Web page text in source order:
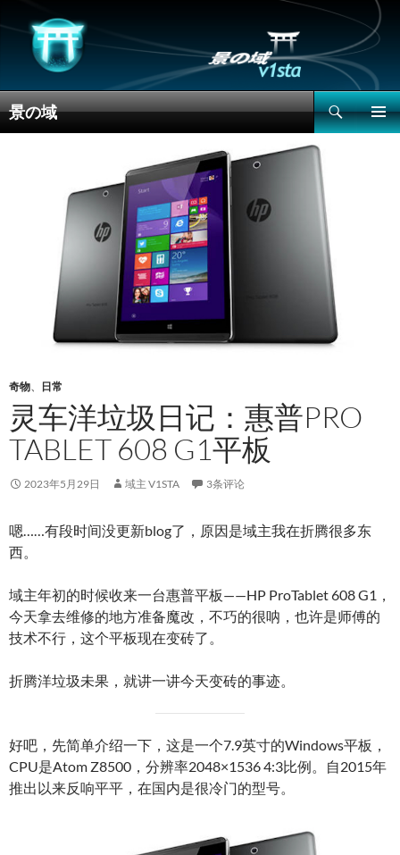
景の域
搜
索
奇物、 日常
灵车洋垃圾日记：惠普PRO
TABLET 608 G1平板
2023年5月29日 域主 V1STA 3条评论
嗯……有段时间没更新blog了，原因是域主我在折腾很多东
西。
域主年初的时候收来一台惠普平板——HP ProTablet 608 G1，
今天拿去维修的地方准备魔改，不巧的很呐，也许是师傅的
技术不行，这个平板现在变砖了。
折腾洋垃圾未果，就讲一讲今天变砖的事迹。
好吧，先简单介绍一下，这是一个7.9英寸的Windows平板，
CPU是Atom Z8500，分辨率2048×1536 4:3比例。自2015年
推出以来反响平平，在国内是很冷门的型号。